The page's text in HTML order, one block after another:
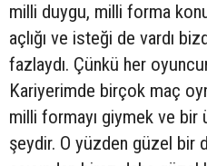
milli duygu, milli forma
açlığı ve isteği de vardı
fazlaydı. Çünkü her
Kariyerimde birçok maç
milli formayı giymek ve bir
şeydir. O yüzden güzel bir